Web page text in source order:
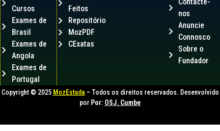
nos
Anuncie
Connosco
Sobre o
Fundador
Cursos
Exames de
Brasil
Exames de
Angola
Exames de
Portugal
Feitos
Repositório
MozPDF
CExatas
Copyright © 2025 MozEstuda – Todos os direitos reservados. Desenvolvido
por Por: OSJ. Cumbe